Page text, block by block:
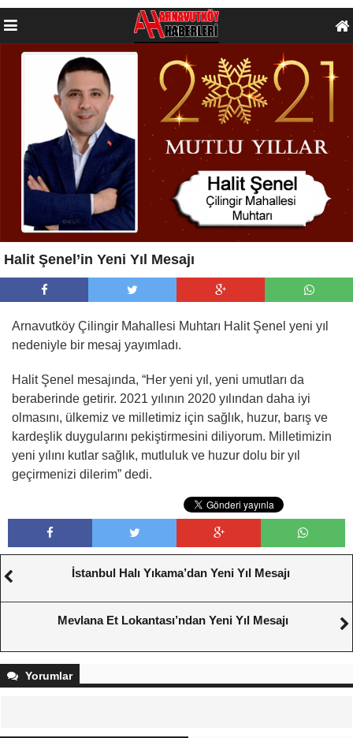
Halit Şenel’in Yeni Yıl Mesajı
Arnavutköy Çilingir Mahallesi Muhtarı Halit Şenel yeni yıl
nedeniyle bir mesaj yayımladı.
Halit Şenel mesajında, “Her yeni yıl, yeni umutları da
beraberinde getirir. 2021 yılının 2020 yılından daha iyi
olmasını, ülkemiz ve milletimiz için sağlık, huzur, barış ve
kardeşlik duygularını pekiştirmesini diliyorum. Milletimizin
yeni yılını kutlar sağlık, mutluluk ve huzur dolu bir yıl
geçirmenizi dilerim” dedi.
İstanbul Halı Yıkama’dan Yeni Yıl Mesajı
Mevlana Et Lokantası’ndan Yeni Yıl Mesajı
Yorumlar